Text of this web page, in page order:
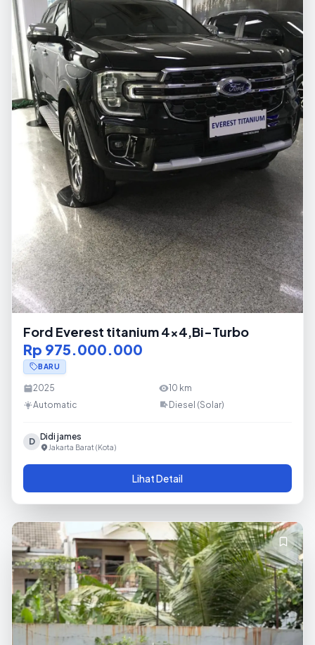
Ford Everest titanium 4x4,Bi-Turbo
Rp 975.000.000
BARU
2025 10 km
Automatic
Diesel (Solar)
D Didi james
Jakarta Barat (Kota)
Lihat Detail